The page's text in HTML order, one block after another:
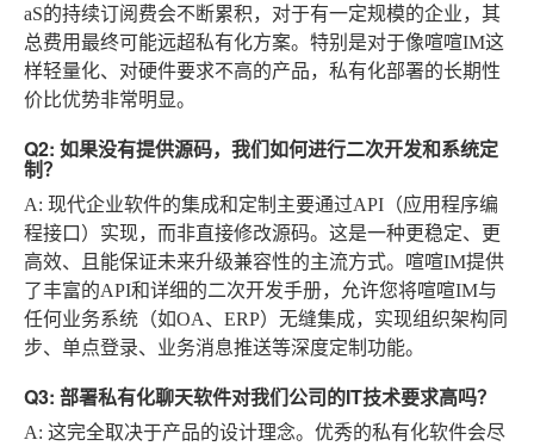
aS的持续订阅费会不断累积，对于有一定规模的企业，其
总费用最终可能远超私有化方案。特别是对于像喧喧IM这
样轻量化、对硬件要求不高的产品，私有化部署的长期性
价比优势非常明显。
Q2: 如果没有提供源码，我们如何进行二次开发和系统定
制？
A: 现代企业软件的集成和定制主要通过API（应用程序编
程接口）实现，而非直接修改源码。这是一种更稳定、更
高效、且能保证未来升级兼容性的主流方式。喧喧IM提供
了丰富的API和详细的二次开发手册，允许您将喧喧IM与
任何业务系统（如OA、ERP）无缝集成，实现组织架构同
步、单点登录、业务消息推送等深度定制功能。
Q3: 部署私有化聊天软件对我们公司的IT技术要求高吗？
A: 这完全取决于产品的设计理念。优秀的私有化软件会尽